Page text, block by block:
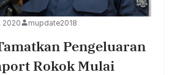
2020 mupdate2018
Pengeluaran
Rokok Mulai